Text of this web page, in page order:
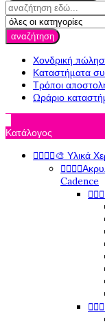
αναζήτηση
Χονδρική
Καταστήματα
Τρόποι
Ωράριο
Κατάλογος
🎨 Υλικά

Cadence

